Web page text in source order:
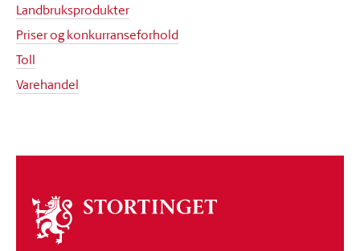
Landbruksprodukter
Priser og konkurranseforhold
Toll
Varehandel
Om
stortinget